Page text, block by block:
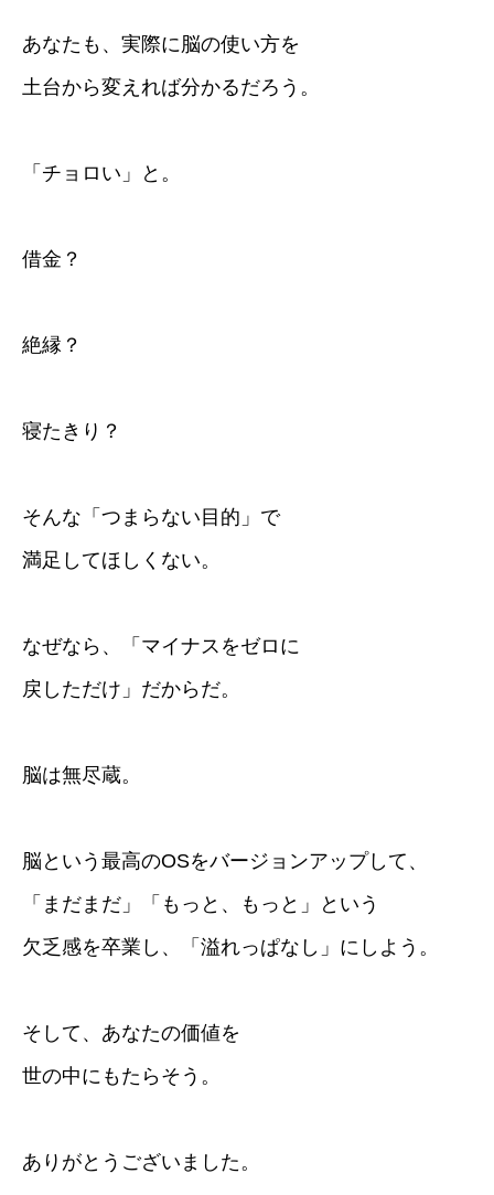
あなたも、実際に脳の使い方を
土台から変えれば分かるだろう。
「チョロい」と。
借金？
絶縁？
寝たきり？
そんな「つまらない目的」で
満足してほしくない。
なぜなら、「マイナスをゼロに
戻しただけ」だからだ。
脳は無尽蔵。
脳という最高のOSをバージョンアップして、
「まだまだ」「もっと、もっと」という
欠乏感を卒業し、「溢れっぱなし」にしよう。
そして、あなたの価値を
世の中にもたらそう。
ありがとうございました。